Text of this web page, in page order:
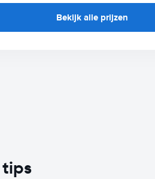
Bekijk alle prijzen
tips